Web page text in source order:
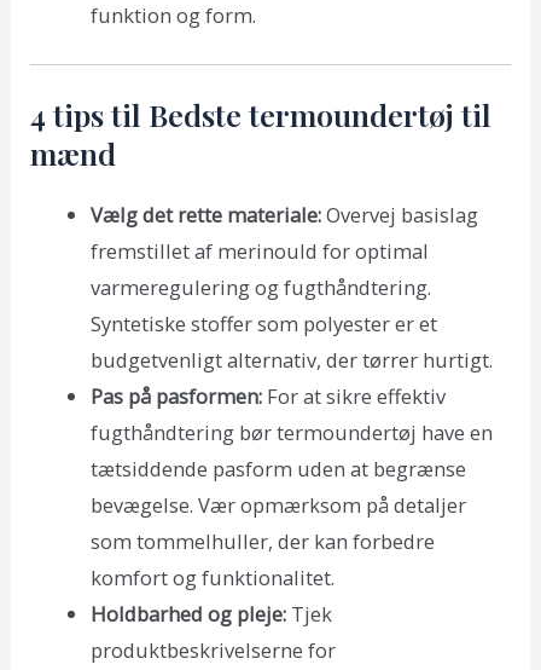
funktion og form.
4 tips til Bedste termoundertøj til
mænd
Vælg det rette materiale:Overvej basislag
fremstillet af merinould for optimal
varmeregulering og fugthåndtering.
Syntetiske stoffer som polyester er et
budgetvenligt alternativ, der tørrer hurtigt.
Pas på pasformen:For at sikre effektiv
fugthåndtering bør termoundertøj have en
tætsiddende pasform uden at begrænse
bevægelse. Vær opmærksom på detaljer
som tommelhuller, der kan forbedre
komfort og funktionalitet.
Holdbarhed og pleje:Tjek
produktbeskrivelserne for